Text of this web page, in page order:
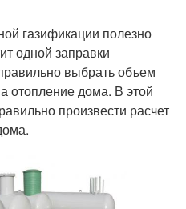
газификации полезно
одной заправки
выбрать объем
отопление дома. В этой
произвести расчет